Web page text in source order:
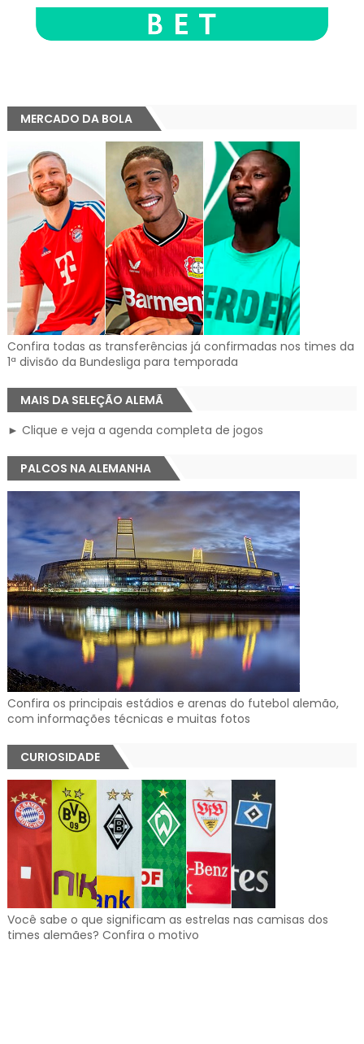
MERCADO DA BOLA
Confira todas as transferências já confirmadas nos times da
1ª divisão da Bundesliga para temporada
MAIS DA SELEÇÃO ALEMÃ
► Clique e veja a agenda completa de jogos
PALCOS NA ALEMANHA
Confira os principais estádios e arenas do futebol alemão,
com informações técnicas e muitas fotos
CURIOSIDADE
Você sabe o que significam as estrelas nas camisas dos
times alemães? Confira o motivo